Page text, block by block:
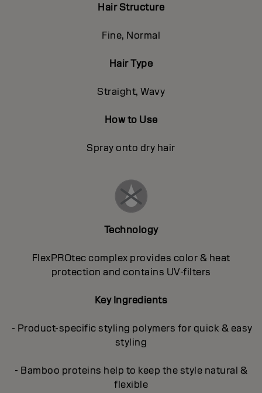
Hair Structure
Fine, Normal
Hair Type
Straight, Wavy
How to Use
Spray onto dry hair
Technology
FlexPROtec complex provides color & heat
protection and contains UV-filters
Key Ingredients
- Product-specific styling polymers for quick & easy
styling
- Bamboo proteins help to keep the style natural &
flexible